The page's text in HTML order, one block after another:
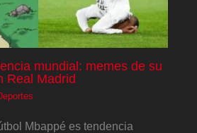
mundial: memes de su
Real Madrid
Mbappé es tendencia